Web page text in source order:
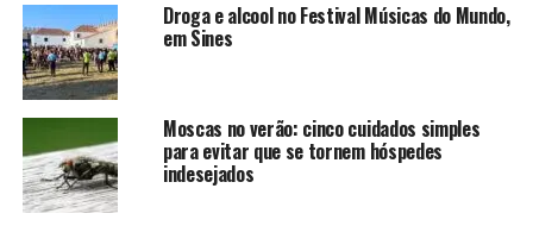
Droga e alcool no Festival Músicas do Mundo,
em Sines
Moscas no verão: cinco cuidados simples
para evitar que se tornem hóspedes
indesejados